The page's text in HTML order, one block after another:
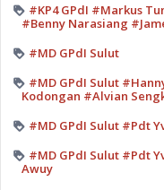
#KP4 GPdI #Markus
#Benny Narasiang
#MD GPdI Sulut
#MD GPdI Sulut
Kodongan #Alvian
#MD GPdI Sulut #Pdt
#MD GPdI Sulut #Pdt
Awuy